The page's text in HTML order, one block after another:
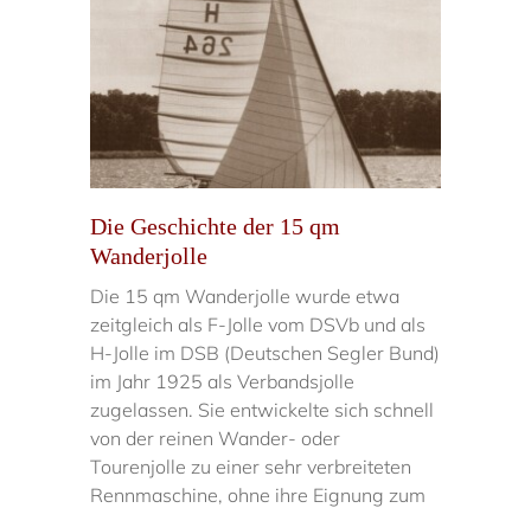
Die Geschichte der 15 qm
Wanderjolle
Die 15 qm Wanderjolle wurde etwa
zeitgleich als F-Jolle vom DSVb und als
H-Jolle im DSB (Deutschen Segler Bund)
im Jahr 1925 als Verbandsjolle
zugelassen. Sie entwickelte sich schnell
von der reinen Wander- oder
Tourenjolle zu einer sehr verbreiteten
Rennmaschine, ohne ihre Eignung zum